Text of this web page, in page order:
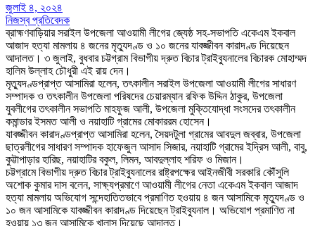
জুলাই ৪, ২০২৪
নিজস্ব প্রতিবেদক
ব্রাহ্মণবাড়িয়ার সরাইল উপজেলা আওয়ামী লীগের জ্যেষ্ঠ সহ-সভাপতি একেএম ইকবাল
আজাদ হত্যা মামলায় ৪ জনের মৃত্যুদণ্ড ও ১০ জনের যাবজ্জীবন কারাদণ্ড দিয়েছেন
আদালত। ৩ জুলাই, বুধবার চট্টগ্রাম বিভাগীয় দ্রুত বিচার ট্রাইব্যুনালের বিচারক মোহাম্মদ
হালিম উল্লাহ চৌধুরী এই রায় দেন।
মৃত্যুদণ্ডপ্রাপ্ত আসামিরা হলেন, তৎকালীন সরাইল উপজেলা আওয়ামী লীগের সাধারণ
সম্পাদক ও তৎকালীন উপজেলা পরিষদের চেয়ারম্যান রফিক উদ্দিন ঠাকুর, উপজেলা
যুবলীগের তৎকালীন সভাপতি মাহফুজ আলী, উপজেলা মুক্তিযোদ্ধা সংসদের তৎকালীন
কমান্ডার ইসমত আলী ও নয়াহাটি গ্রামের মোকাররম হোসেন।
যাবজ্জীবন কারাদণ্ডপ্রাপ্ত আসামিরা হলেন, সৈয়দটুলা গ্রামের আবদুল জব্বার, উপজেলা
ছাত্রলীগের সাধারণ সম্পাদক হাফেজুল আসাদ সিজার, নয়াহাটি গ্রামের ইদ্রিস আলী, বাবু,
কুট্টাপাড়ার হারিছ, নয়াহাটির বকুল, লিমন, আবদুল্লাহ শরিফ ও মিজান।
চট্টগ্রামে বিভাগীয় দ্রুত বিচার ট্রাইব্যুনালের রাষ্ট্রপক্ষের আইনজীবী সরকারি কৌঁসুলি
অশোক কুমার দাস বলেন, সাক্ষ্যপ্রমাণে আওয়ামী লীগের নেতা একেএম ইকবাল আজাদ
হত্যা মামলায় অভিযোগ সন্দেহাতিতভাবে প্রমাণিত হওয়ায় ৪ জন আসামিকে মৃত্যুদণ্ড ও
১০ জন আসামিকে যাবজ্জীবন কারাদণ্ড দিয়েছেন ট্রাইব্যুনাল। অভিযোগ প্রমাণিত না
হওয়ায় ১৩ জন আসামিকে খালাস দিয়েছে আদালত।